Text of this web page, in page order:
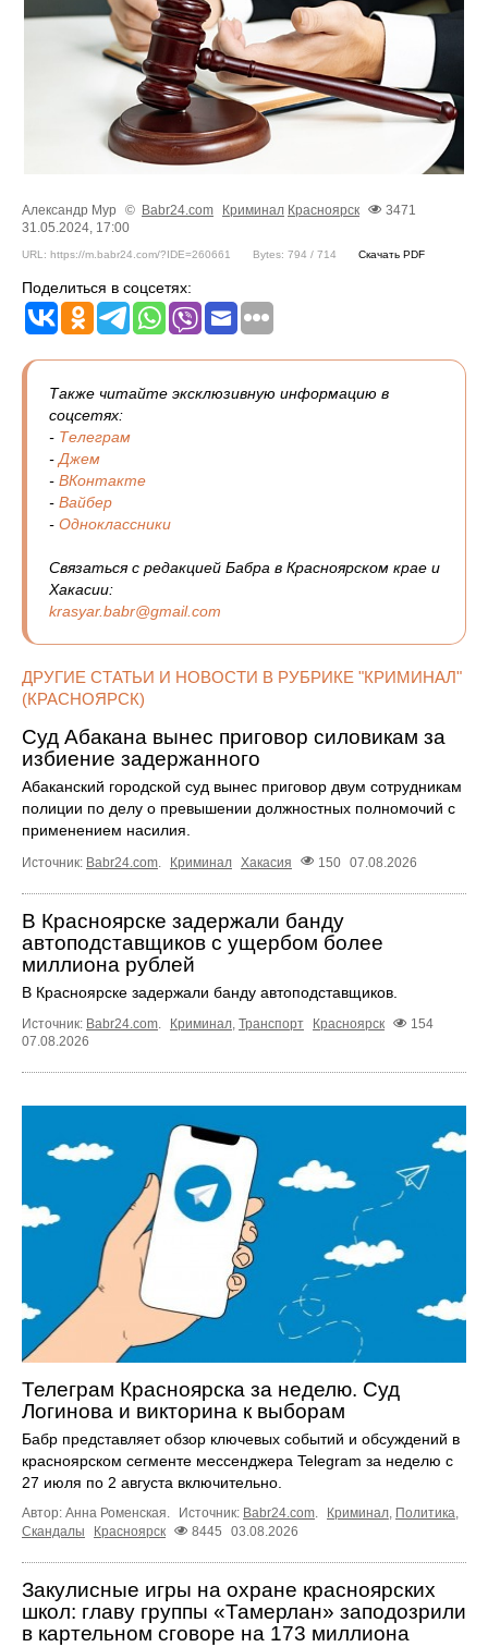
Александр Мур © Babr24.com Криминал Красноярск
3471
31.05.2024, 17:00
URL: https://m.babr24.com/?IDE=260661 Bytes: 794 / 714 Скачать PDF
Поделиться в соцсетях:
Также читайте эксклюзивную информацию в
соцсетях:
- Телеграм
-Джем
- ВКонтакте
- Вайбер
- Одноклассники
Связаться с редакцией Бабра в Красноярском крае и
Хакасии:
krasyar.babr@gmail.com
ДРУГИЕ СТАТЬИ И НОВОСТИ В РУБРИКЕ "КРИМИНАЛ"
(КРАСНОЯРСК)
Суд Абакана вынес приговор силовикам за
избиение задержанного
Абаканский городской суд вынес приговор двум сотрудникам
полиции по делу о превышении должностных полномочий с
применением насилия.
Источник: Babr24.com Криминал Хакасия 150 07.08.2026
В Красноярске задержали банду
автоподставщиков с ущербом более
миллиона рублей
В Красноярске задержали банду автоподставщиков.
Источник: Babr24.com Криминал Транспорт Красноярск
154
07.08.2026
Телеграм Красноярска за неделю. Суд
Логинова и викторина к выборам
Бабр представляет обзор ключевых событий и обсуждений в
красноярском сегменте мессенджера Telegram за неделю с
27 июля по 2 августа включительно.
Автор: Анна Роменская. Источник: Babr24.com. Криминал, Политика,
Скандалы
Красноярск 8445 03.08.2026
Закулисные игры на охране красноярских
школ: главу группы «Тамерлан» заподозрили
в картельном сговоре на 173 миллиона